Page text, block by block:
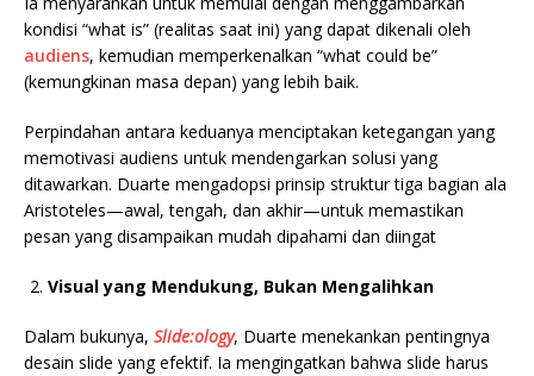
kondisi “what is” (realitas saat ini) yang dapat dikenali oleh
audiens, kemudian memperkenalkan “what could be”
(kemungkinan masa depan) yang lebih baik.
Perpindahan antara keduanya menciptakan ketegangan yang
memotivasi audiens untuk mendengarkan solusi yang
ditawarkan. Duarte mengadopsi prinsip struktur tiga bagian ala
Aristoteles—awal, tengah, dan akhir—untuk memastikan
pesan yang disampaikan mudah dipahami dan diingat
Visual yang Mendukung, Bukan Mengalihkan
Dalam bukunya, Slide:ology, Duarte menekankan pentingnya
desain slide yang efektif. Ia mengingatkan bahwa slide harus